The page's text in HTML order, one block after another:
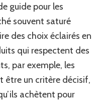
guide pour les
souvent saturé
des choix éclairés en
qui respectent des
par exemple, les
être un critère décisif,
achètent pour